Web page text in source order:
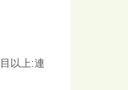
以上:連